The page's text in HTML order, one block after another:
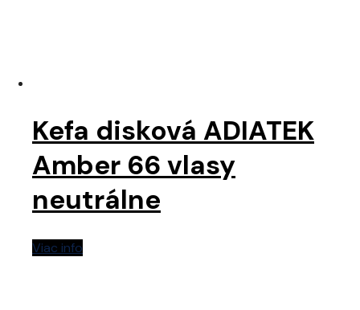
Kefa disková ADIATEK
Amber 66 vlasy
neutrálne
Viac info